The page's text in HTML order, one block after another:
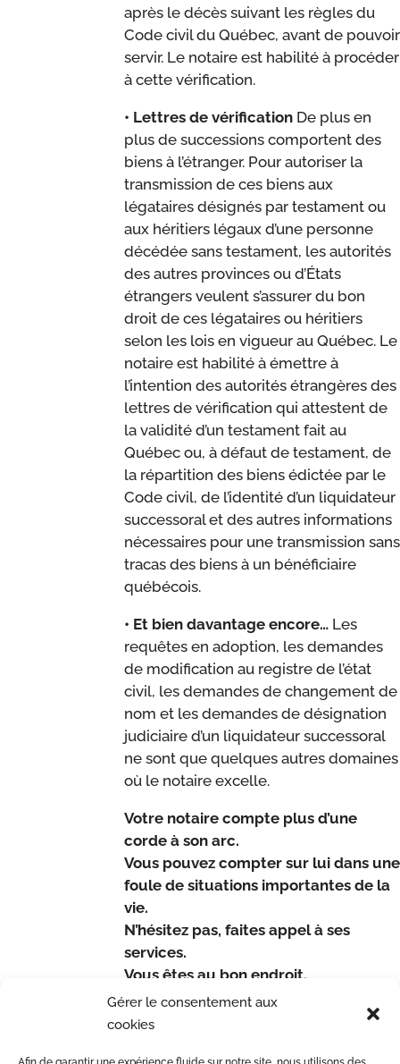
Gérer le consentement aux
cookies
après le décès suivant les règles du
Code civil du Québec, avant de pouvoir
servir. Le notaire est habilité à procéder
à cette vérification.
• Lettres de vérification De plus en
plus de successions comportent des
biens à l’étranger. Pour autoriser la
transmission de ces biens aux
légataires désignés par testament ou
aux héritiers légaux d’une personne
décédée sans testament, les autorités
des autres provinces ou d’États
étrangers veulent s’assurer du bon
droit de ces légataires ou héritiers
selon les lois en vigueur au Québec. Le
notaire est habilité à émettre à
l’intention des autorités étrangères des
lettres de vérification qui attestent de
la validité d’un testament fait au
Québec ou, à défaut de testament, de
la répartition des biens édictée par le
Code civil, de l’identité d’un liquidateur
successoral et des autres informations
nécessaires pour une transmission sans
tracas des biens à un bénéficiaire
québécois.
• Et bien davantage encore… Les
requêtes en adoption, les demandes
de modification au registre de l’état
civil, les demandes de changement de
nom et les demandes de désignation
judiciaire d’un liquidateur successoral
ne sont que quelques autres domaines
où le notaire excelle.
Votre notaire compte plus d’une
corde à son arc.
Vous pouvez compter sur lui dans une
foule de situations importantes de la
vie.
N’hésitez pas, faites appel à ses
services.
Vous êtes au bon endroit.
Source :Chambre des notaires du
Québec